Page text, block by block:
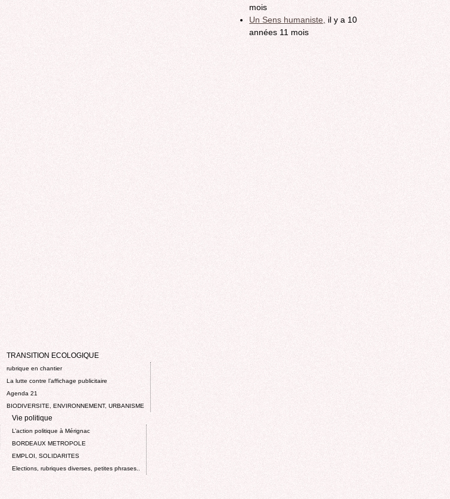
mois
Un Sens humaniste, il y a 10
années 11 mois
TRANSITION ECOLOGIQUE
rubrique en chantier
La lutte contre l’affichage publicitaire
Agenda 21
BIODIVERSITE, ENVIRONNEMENT, URBANISME
Vie politique
L’action politique à Mérignac
BORDEAUX METROPOLE
EMPLOI, SOLIDARITES
Elections, rubriques diverses, petites phrases..